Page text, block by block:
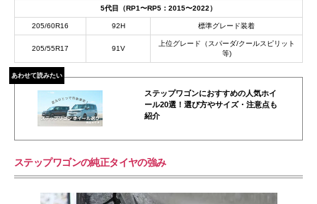
5代目（RP1〜RP5：2015〜2022）
205/60R16 92H 標準グレード装着
205/55R17 91V
上位グレード（スパーダ/クールスピリット
等)
あわせて読みたい
ステップワゴンにおすすめの人気ホイ
ール20選！選び方やサイズ・注意点も
紹介
ステップワゴンの純正タイヤの強み